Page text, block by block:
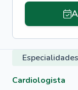
Cardiologista